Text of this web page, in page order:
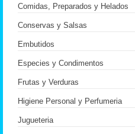
Comidas, Preparados y Helados
Conservas y Salsas
Embutidos
Especies y Condimentos
Frutas y Verduras
Higiene Personal y Perfumeria
Jugueteria